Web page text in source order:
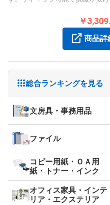
総合ランキングを見る
文房具・事務用品
ファイル
コピー用紙・ＯＡ用
紙・トナー・インク
オフィス家具・インテ
リア・エクステリア
リットです。リフレッシュした
￥
商品詳